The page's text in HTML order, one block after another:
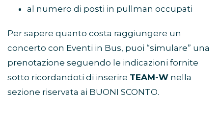
al numero di posti in pullman occupati
Per sapere quanto costa raggiungere un
concerto con Eventi in Bus, puoi “simulare” una
prenotazione seguendo le indicazioni fornite
sotto ricordandoti di inserire TEAM-W nella
sezione riservata ai BUONI SCONTO.